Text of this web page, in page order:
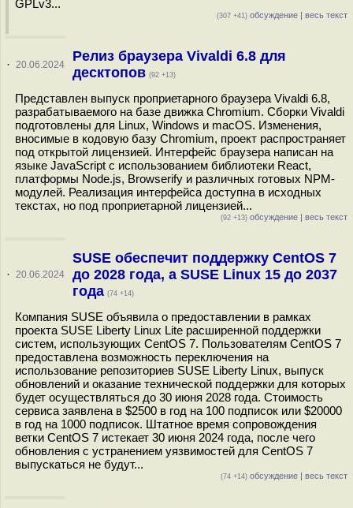
GPLv3...
(307 +41) обсуждение | весь текст
· 20.06.2024
Релиз браузера Vivaldi 6.8 для
десктопов (92 +13)
Представлен выпуск проприетарного браузера Vivaldi 6.8,
разрабатываемого на базе движка Chromium. Сборки Vivaldi
подготовлены для Linux, Windows и macOS. Изменения,
вносимые в кодовую базу Chromium, проект распространяет
под открытой лицензией. Интерфейс браузера написан на
языке JavaScript с использованием библиотеки React,
платформы Node.js, Browserify и различных готовых NPM-
модулей. Реализация интерфейса доступна в исходных
текстах, но под проприетарной лицензией...
(92 +13) обсуждение | весь текст
· 20.06.2024
SUSE обеспечит поддержку CentOS 7
до 2028 года, а SUSE Linux 15 до 2037
года (74 +14)
Компания SUSE объявила о предоставлении в рамках
проекта SUSE Liberty Linux Lite расширенной поддержки
систем, использующих CentOS 7. Пользователям CentOS 7
предоставлена возможность переключения на
использование репозиториев SUSE Liberty Linux, выпуск
обновлений и оказание технической поддержки для которых
будет осуществляться до 30 июня 2028 года. Стоимость
сервиса заявлена в $2500 в год на 100 подписок или $20000
в год на 1000 подписок. Штатное время сопровождения
ветки CentOS 7 истекает 30 июня 2024 года, после чего
обновления с устранением уязвимостей для CentOS 7
выпускаться не будут...
(74 +14) обсуждение | весь текст